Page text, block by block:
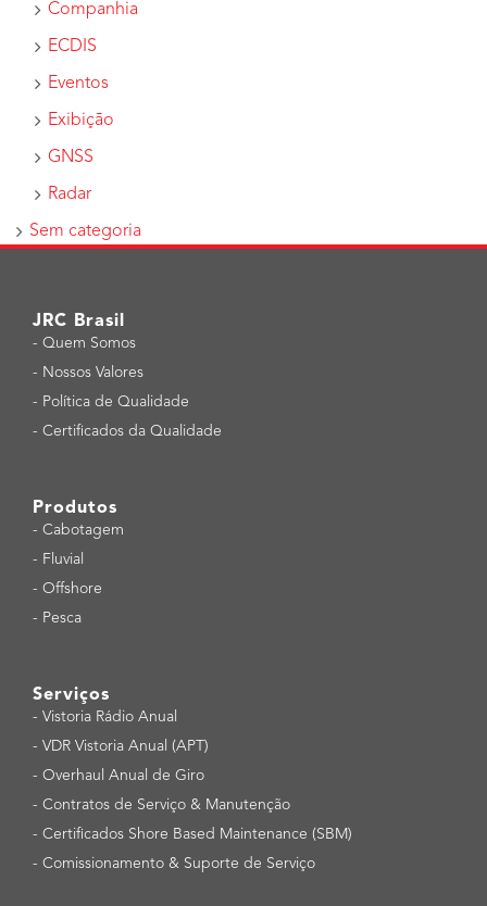
Companhia
ECDIS
Eventos
Exibição
GNSS
Radar
Sem categoria
JRC Brasil
- Quem Somos
- Nossos Valores
- Política de Qualidade
- Certificados da Qualidade
Produtos
- Cabotagem
- Fluvial
- Offshore
- Pesca
Serviços
- Vistoria Rádio Anual
- VDR Vistoria Anual (APT)
- Overhaul Anual de Giro
- Contratos de Serviço & Manutenção
- Certificados Shore Based Maintenance (SBM)
- Comissionamento & Suporte de Serviço